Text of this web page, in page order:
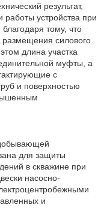
результат,
устройства при
благодаря тому, что
размещения силового
длина участка
муфты, а
с
и поверхностью
для защиты
в скважине при
насосно-
и